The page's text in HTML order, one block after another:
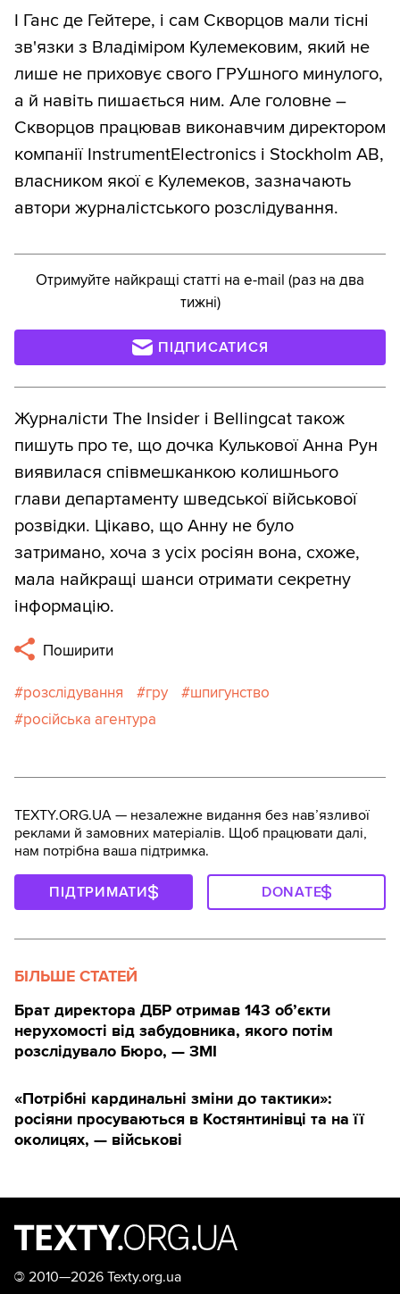
І Ганс де Гейтере, і сам Скворцов мали тісні
зв'язки з Владіміром Кулемековим, який не
лише не приховує свого ГРУшного минулого,
а й навіть пишається ним. Але головне –
Скворцов працював виконавчим директором
компанії InstrumentElectronics i Stockholm AB,
власником якої є Кулемеков, зазначають
автори журналістського розслідування.
Отримуйте найкращі статті на e-mail (раз на два
тижні)
ПІДПИСАТИСЯ
Журналісти The Insider і Bellingcat також
пишуть про те, що дочка Кулькової Анна Рун
виявилася співмешканкою колишнього
глави департаменту шведської військової
розвідки. Цікаво, що Анну не було
затримано, хоча з усіх росіян вона, схоже,
мала найкращі шанси отримати секретну
інформацію.
Поширити
розслідування гру
шпигунство
російська агентура
TEXTY.ORG.UA — незалежне видання без навʼязливої
реклами й замовних матеріалів. Щоб працювати далі,
нам потрібна ваша підтримка.
ПІДТРИМАТИ DONATE
БІЛЬШЕ СТАТЕЙ
Брат директора ДБР отримав 143 обʼєкти
нерухомості від забудовника, якого потім
розслідувало Бюро, — ЗМІ
«Потрібні кардинальні зміни до тактики»:
росіяни просуваються в Костянтинівці та на її
околицях, — військові
© 2010—2026 Texty.org.ua